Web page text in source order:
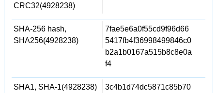
CRC32(4928238)
SHA-256 hash,
SHA256(4928238)
7fae5e6a0f55cd9f96d66
5417fb4f36998499846c0
b2a1b0167a515b8c8e0a
f4
SHA1, SHA-1(4928238)
3c4b1d74dc5871c85b70